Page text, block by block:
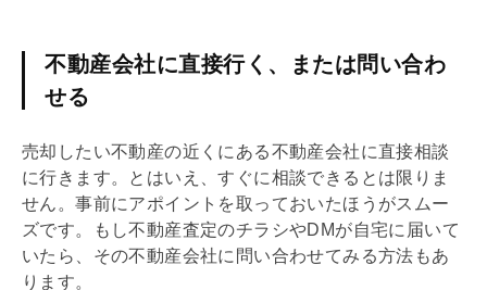
不動産会社に直接行く、または問い合わ
せる
売却したい不動産の近くにある不動産会社に直接相談
に行きます。とはいえ、すぐに相談できるとは限りま
せん。事前にアポイントを取っておいたほうがスムー
ズです。もし不動産査定のチラシやDMが自宅に届いて
いたら、その不動産会社に問い合わせてみる方法もあ
ります。